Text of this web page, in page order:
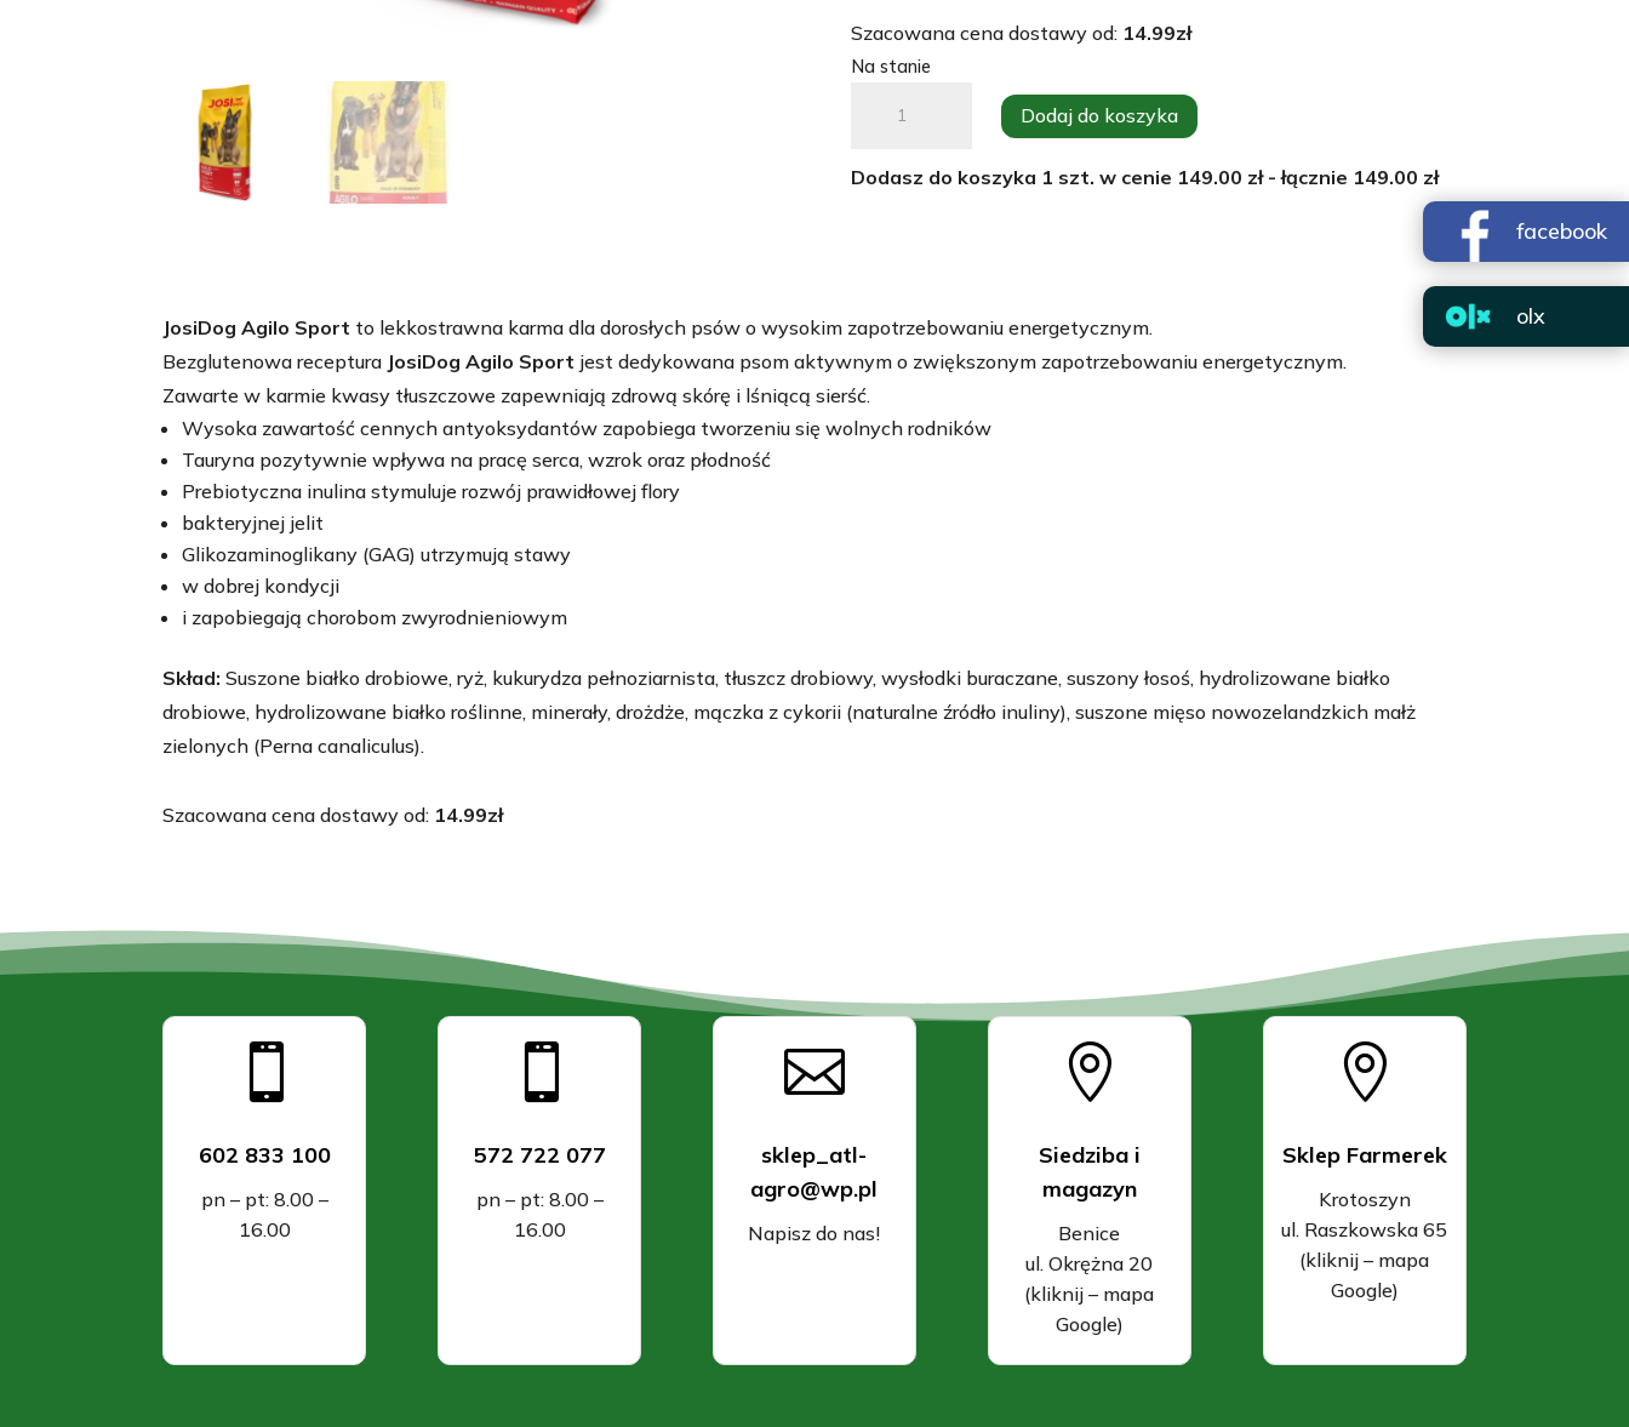
Szacowana cena dostawy od: 14.99zł
Na stanie
sucha
dla
psa
Dodaj do koszyka
Dodasz do koszyka 1 szt. w cenie 149.00 zł - łącznie 149.00 zł
JosiDog Agilo Sport to lekkostrawna karma dla dorosłych psów o wysokim zapotrzebowaniu energetycznym.
Bezglutenowa receptura JosiDog Agilo Sport jest dedykowana psom aktywnym o zwiększonym zapotrzebowaniu energetycznym.
Zawarte w karmie kwasy tłuszczowe zapewniają zdrową skórę i lśniącą sierść.
Wysoka zawartość cennych antyoksydantów zapobiega tworzeniu się wolnych rodników
Tauryna pozytywnie wpływa na pracę serca, wzrok oraz płodność
Prebiotyczna inulina stymuluje rozwój prawidłowej flory
bakteryjnej jelit
Glikozaminoglikany (GAG) utrzymują stawy
w dobrej kondycji
i zapobiegają chorobom zwyrodnieniowym
Skład: Suszone białko drobiowe, ryż, kukurydza pełnoziarnista, tłuszcz drobiowy, wysłodki buraczane, suszony łosoś, hydrolizowane białko
drobiowe, hydrolizowane białko roślinne, minerały, drożdże, mączka z cykorii (naturalne źródło inuliny), suszone mięso nowozelandzkich małż
zielonych (Perna canaliculus).
Szacowana cena dostawy od: 14.99zł

602 833 100
pn – pt: 8.00 –
16.00

572 722 077
pn – pt: 8.00 –
16.00

sklep_atl-
agro@wp.pl
Napisz do nas!

Siedziba i
magazyn
Benice
ul. Okrężna 20
(kliknij – mapa
Google)

Sklep Farmerek
Krotoszyn
ul. Raszkowska 65
(kliknij – mapa
Google)
facebook
olx